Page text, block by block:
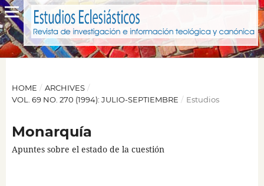
HOME / ARCHIVES /
VOL. 69 NO. 270 (1994): JULIO-SEPTIEMBRE / Estudios
Monarquía
Apuntes sobre el estado de la cuestión